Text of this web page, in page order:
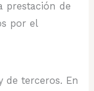
prestación de
por el
de terceros. En